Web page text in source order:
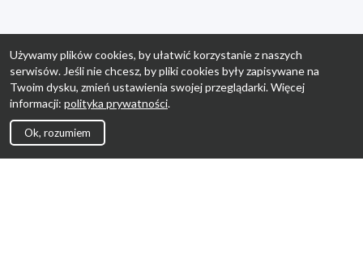
Używamy plików cookies, by ułatwić korzystanie z naszych
serwisów. Jeśli nie chcesz, by pliki cookies były zapisywane na
Twoim dysku, zmień ustawienia swojej przeglądarki. Więcej
informacji: polityka prywatności.
Ok, rozumiem